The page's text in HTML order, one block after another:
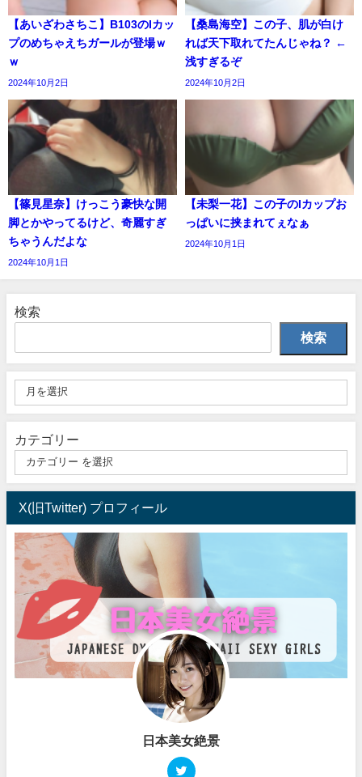
【あいざわさちこ】B103のIカッ
プのめちゃえちガールが登場ｗ
ｗ
2024年10月2日
【桑島海空】この子、肌が白け
れば天下取れてたんじゃね？ ←
浅すぎるぞ
2024年10月2日
【篠見星奈】けっこう豪快な開
脚とかやってるけど、奇麗すぎ
ちゃうんだよな
2024年10月1日
【未梨一花】この子のIカップお
っぱいに挟まれてぇなぁ
2024年10月1日
検索
検索
カテゴリー
X(旧Twitter) プロフィール
日本美女絶景